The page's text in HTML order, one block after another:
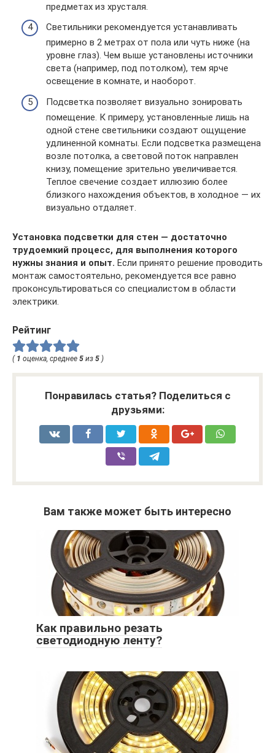
предметах из хрусталя.
Светильники рекомендуется устанавливать
примерно в 2 метрах от пола или чуть ниже (на
уровне глаз). Чем выше установлены источники
света (например, под потолком), тем ярче
освещение в комнате, и наоборот.
Подсветка позволяет визуально зонировать
помещение. К примеру, установленные лишь на
одной стене светильники создают ощущение
удлиненной комнаты. Если подсветка размещена
возле потолка, а световой поток направлен
книзу, помещение зрительно увеличивается.
Теплое свечение создает иллюзию более
близкого нахождения объектов, в холодное — их
визуально отдаляет.
Установка подсветки для стен — достаточно
трудоемкий процесс, для выполнения которого
нужны знания и опыт. Если принято решение проводить
монтаж самостоятельно, рекомендуется все равно
проконсультироваться со специалистом в области
электрики.
Рейтинг
( 1 оценка, среднее 5 из 5 )
Понравилась статья? Поделиться с
друзьями:
Вам также может быть интересно
Как правильно резать
светодиодную ленту?